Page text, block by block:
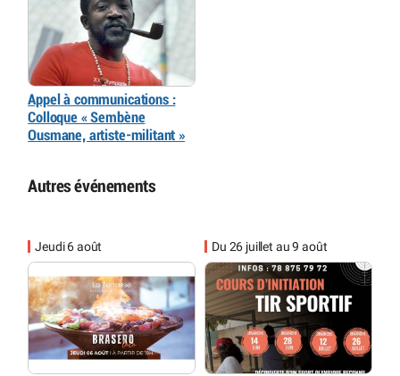
Appel à communications :
Colloque « Sembène
Ousmane, artiste-militant »
Autres événements
Jeudi 6 août Du 26 juillet au 9 août